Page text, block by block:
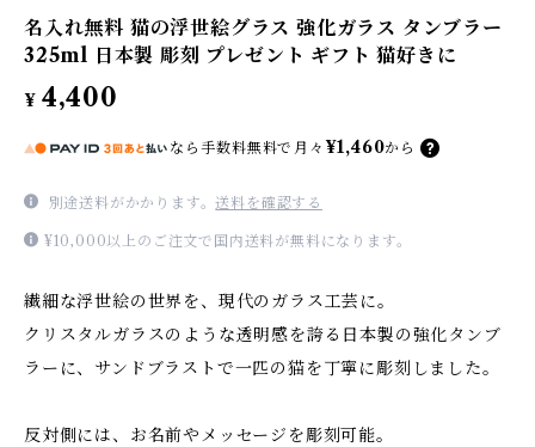
名入れ無料 猫の浮世絵グラス 強化ガラス タンブラー
325ml 日本製 彫刻 プレゼント ギフト 猫好きに
¥ 4,400
なら 手数料無料で 月々 ¥1,460から
別途送料がかかります。送料を確認する
¥10,000以上のご注文で国内送料が無料になります。
繊細な浮世絵の世界を、現代のガラス工芸に。
クリスタルガラスのような透明感を誇る日本製の強化タンブ
ラーに、サンドブラストで一匹の猫を丁寧に彫刻しました。
反対側には、お名前やメッセージを彫刻可能。